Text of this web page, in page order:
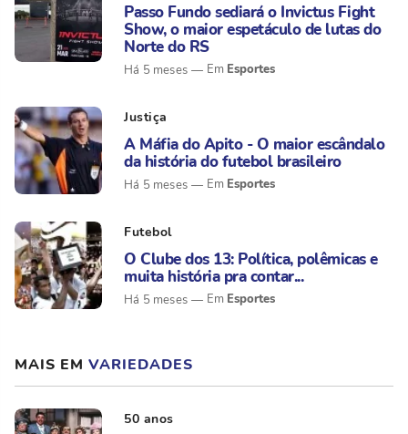
Passo Fundo sediará o Invictus Fight
Show, o maior espetáculo de lutas do
Norte do RS
Há 5 meses Esportes
Justiça
A Máfia do Apito - O maior escândalo
da história do futebol brasileiro
Há 5 meses Esportes
Futebol
O Clube dos 13: Política, polêmicas e
muita história pra contar...
Há 5 meses Esportes
MAIS EM VARIEDADES
50 anos